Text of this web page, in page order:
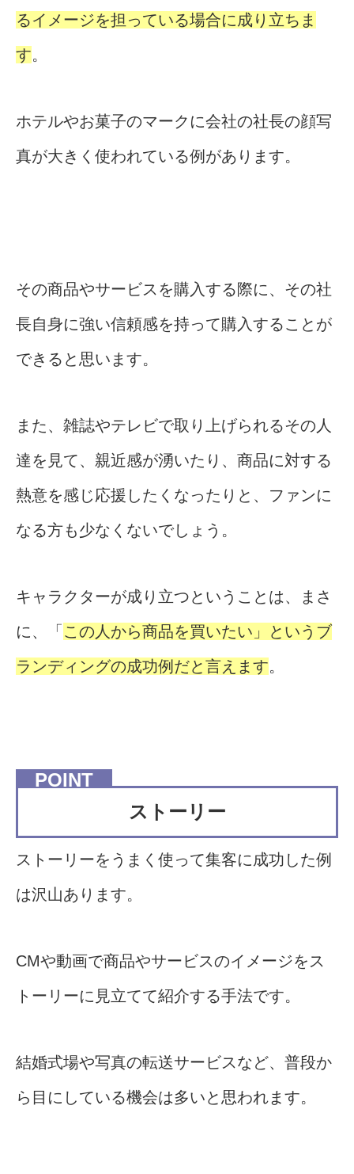
るイメージを担っている場合に成り立ちま
す。
ホテルやお菓子のマークに会社の社長の顔写
真が大きく使われている例があります。
その商品やサービスを購入する際に、その社
長自身に強い信頼感を持って購入することが
できると思います。
また、雑誌やテレビで取り上げられるその人
達を見て、親近感が湧いたり、商品に対する
熱意を感じ応援したくなったりと、ファンに
なる方も少なくないでしょう。
キャラクターが成り立つということは、まさ
に、「 この人から商品を買いたい」というブ
ランディングの成功例だと言えます。
ストーリー
ストーリーをうまく使って集客に成功した例
は沢山あります。
CMや動画で商品やサービスのイメージをス
トーリーに見立てて紹介する手法です。
結婚式場や写真の転送サービスなど、普段か
ら目にしている機会は多いと思われます。